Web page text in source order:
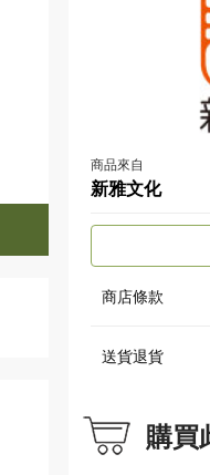
商品來自
新雅文化
商店條款
送貨退貨
購買